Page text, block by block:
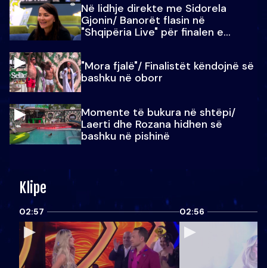
Në lidhje direkte me Sidorela
Gjonin/ Banorët flasin në
"Shqipëria Live" për finalen e
"Mora fjalë"/ Finalistët këndojnë së
bashku në oborr
Momente të bukura në shtëpi/
Laerti dhe Rozana hidhen së
bashku në pishinë
Klipe
02:57 02:56